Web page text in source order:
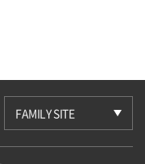
FAMILY SITE